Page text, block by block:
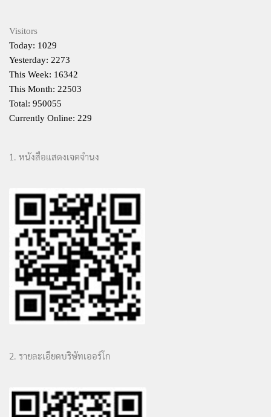
Visitors
Today: 1029
Yesterday: 2273
This Week: 16342
This Month: 22503
Total: 950055
Currently Online: 229
1. หนังสือแสดงเจตจำนง
2. รายละเอียดบริษัทเออร์โก